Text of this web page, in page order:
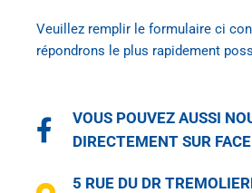
Veuillez remplir le formulaire ci
répondrons le plus rapidement
VOUS POUVEZ AUSSI
DIRECTEMENT SUR
5 RUE DU DR